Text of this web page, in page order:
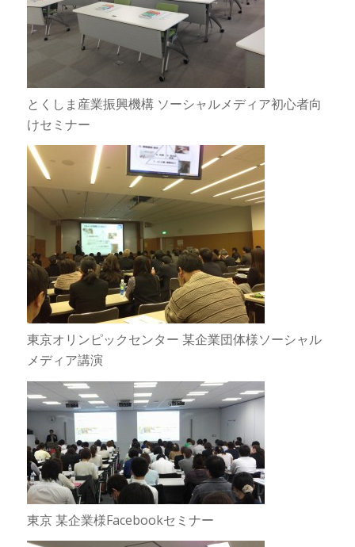
とくしま産業振興機構 ソーシャルメディア初心者向
けセミナー
東京オリンピックセンター 某企業団体様ソーシャル
メディア講演
東京 某企業様Facebookセミナー